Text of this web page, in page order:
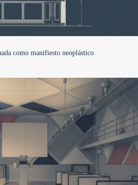
como manifiesto neoplástico